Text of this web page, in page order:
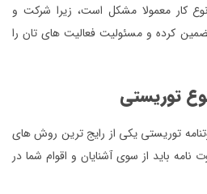
کار معمولا مشکل است، زیرا شرکت و
کرده و مسئولیت فعالیت های تان را
توریستی
توریستی یکی از رایج ترین روش های
باید از سوی آشنایان و اقوام شما در